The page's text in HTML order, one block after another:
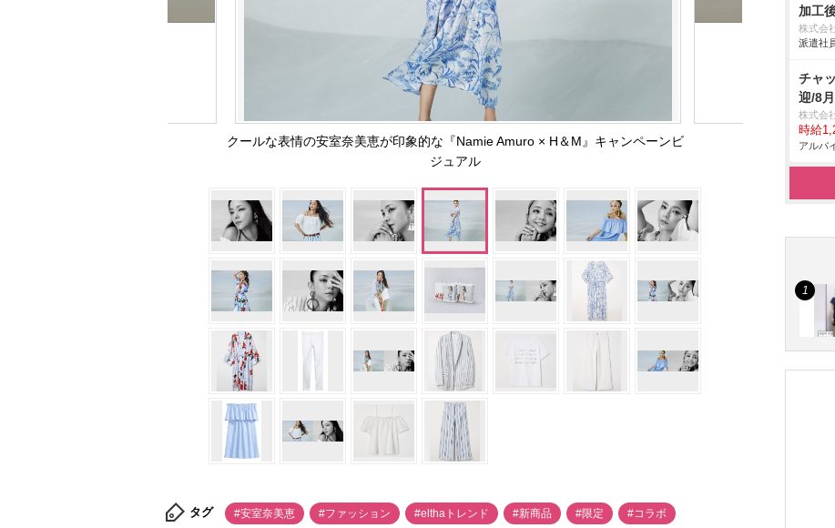
クールな表情の安室奈美恵が印象的な『Namie Amuro × H＆M』キャンペーンビ
ジュアル
タグ #安室奈美恵 #ファッション #elthaトレンド #新商品 #限定 #コラボ
加工
エア
組付
株式会
派遣社
チャ
迎/8
株式会
時給
アルバ